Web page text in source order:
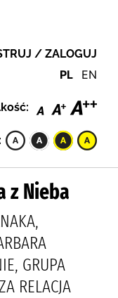
/ ZALOGUJ
PL EN
z Nieba
GRUPA
RELACJA